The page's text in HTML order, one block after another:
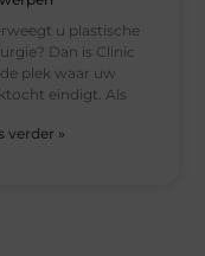
u plastische
Dan is Clinic
de plek waar uw
eindigt. Als
verder »